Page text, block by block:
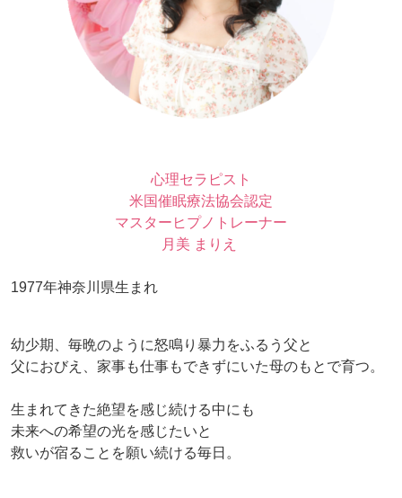
心理セラピスト
米国催眠療法協会認定
マスターヒプノトレーナー
月美 まりえ
1977年神奈川県生まれ
幼少期、毎晩のように怒鳴り暴力をふるう父と
父におびえ、家事も仕事もできずにいた母のもとで育つ。
生まれてきた絶望を感じ続ける中にも
未来への希望の光を感じたいと
救いが宿ることを願い続ける毎日。